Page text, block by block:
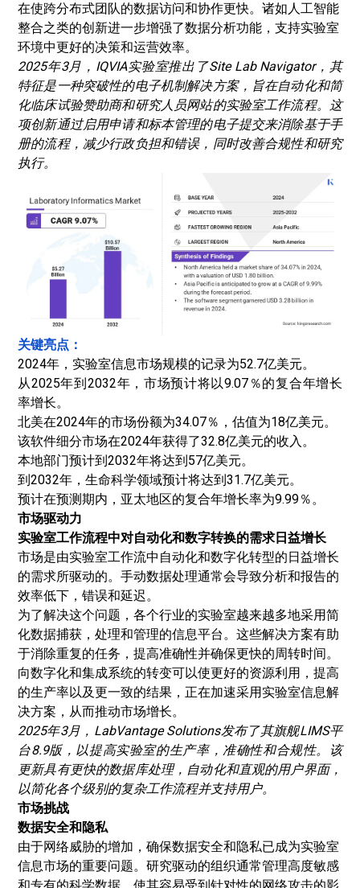
在使跨分布式团队的数据访问和协作更快。诸如人工智能
整合之类的创新进一步增强了数据分析功能，支持实验室
环境中更好的决策和运营效率。
2025年3月，IQVIA实验室推出了Site Lab Navigator，其
特征是一种突破性的电子机制解决方案，旨在自动化和简
化临床试验赞助商和研究人员网站的实验室工作流程。这
项创新通过启用申请和标本管理的电子提交来消除基于手
册的流程，减少行政负担和错误，同时改善合规性和研究
执行。
关键亮点：
2024年，实验室信息市场规模的记录为52.7亿美元。
从2025年到2032年，市场预计将以9.07％的复合年增长
率增长。
北美在2024年的市场份额为34.07％，估值为18亿美元。
该软件细分市场在2024年获得了32.8亿美元的收入。
本地部门预计到2032年将达到57亿美元。
到2032年，生命科学领域预计将达到31.7亿美元。
预计在预测期内，亚太地区的复合年增长率为9.99％。
市场驱动力
实验室工作流程中对自动化和数字转换的需求日益增长
市场是由实验室工作流中自动化和数字化转型的日益增长
的需求所驱动的。手动数据处理通常会导致分析和报告的
效率低下，错误和延迟。
为了解决这个问题，各个行业的实验室越来越多地采用简
化数据捕获，处理和管理的信息平台。这些解决方案有助
于消除重复的任务，提高准确性并确保更快的周转时间。
向数字化和集成系统的转变可以使更好的资源利用，提高
的生产率以及更一致的结果，正在加速采用实验室信息解
决方案，从而推动市场增长。
2025年3月，LabVantage Solutions发布了其旗舰LIMS平
台8.9版，以提高实验室的生产率，准确性和合规性。该
更新具有更快的数据库处理，自动化和直观的用户界面，
以简化各个级别的复杂工作流程并支持用户。
市场挑战
数据安全和隐私
由于网络威胁的增加，确保数据安全和隐私已成为实验室
信息市场的重要问题。研究驱动的组织通常管理高度敏感